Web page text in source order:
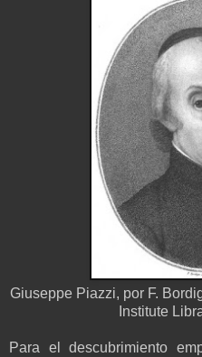
Giuseppe Piazzi, por F.
Institute
Para el descubrimiento